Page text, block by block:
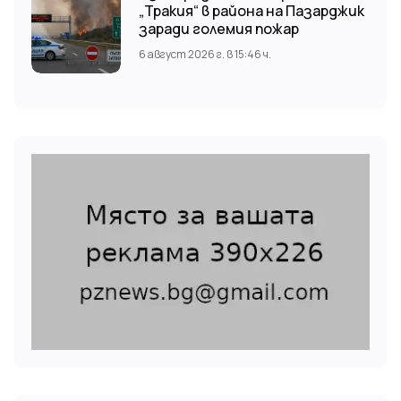
„Тракия“ в района на Пазарджик
заради големия пожар
6 август 2026 г. в 15:46 ч.